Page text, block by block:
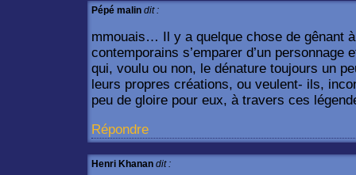
Pépé malin dit :
mmouais… Il y a quelque chose de gênant
contemporains s’emparer d’un personnage
qui, voulu ou non, le dénature toujours un
leurs propres créations, ou veulent- ils,
peu de gloire pour eux, à travers ces
Répondre
Henri Khanan dit :